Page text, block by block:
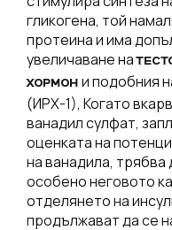
гликогена, той
протеина и има
увеличаване на
ХОРМОН и подобния
(ИРХ-1), Когато
ванадил сулфат,
оценката на
на ванадила,
особено неговото
отделянето на
продължават да се